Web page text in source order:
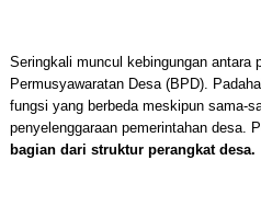
Seringkali muncul kebingungan antara
Permusyawaratan Desa (BPD).
fungsi yang berbeda meskipun sama-
penyelenggaraan pemerintahan desa.
bagian dari struktur perangkat desa.